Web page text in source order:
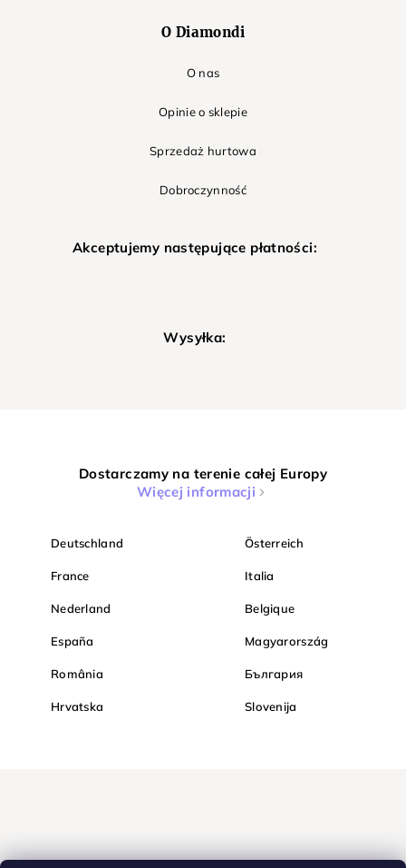
O Diamondi
O nas
Opinie o sklepie
Sprzedaż hurtowa
Dobroczynność
Akceptujemy następujące płatności:
Wysyłka:
Dostarczamy na terenie całej Europy
Więcej informacji
Deutschland Österreich
France Italia
Nederland Belgique
España Magyarország
România България
Hrvatska Slovenija